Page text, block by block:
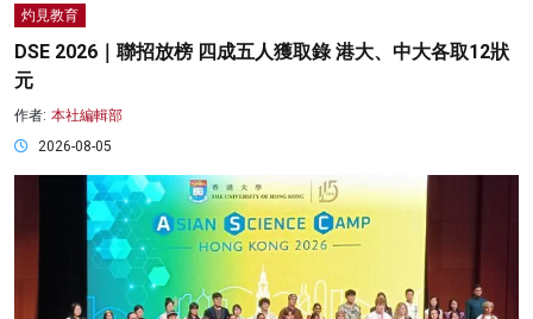
灼見教育
DSE 2026｜聯招放榜 四成五人獲取錄 港大、中大各取12狀
元
作者: 本社編輯部
2026-08-05